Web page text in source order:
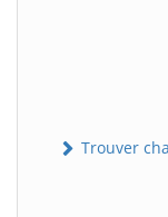
Trouver